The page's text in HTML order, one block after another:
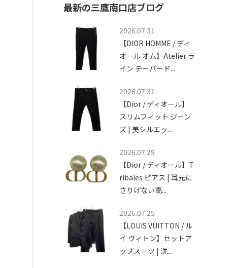
最新の三鷹南口店ブログ
2026.07.31
【DIOR HOMME / ディ
オール オム】Atelier ラ
イン テーパード...
2026.07.31
【Dior / ディオール】
スリムフィット ジーン
ズ | 美シルエッ...
2026.07.29
【Dior / ディオール】T
ribales ピアス | 耳元に
さりげない高...
2026.07.25
【LOUIS VUITTON / ル
イ ヴィトン】セットア
ップスーツ | 洗...